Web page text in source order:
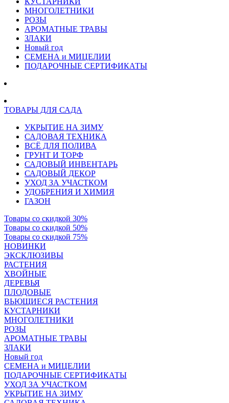
МНОГОЛЕТНИКИ
РОЗЫ
АРОМАТНЫЕ ТРАВЫ
ЗЛАКИ
Новый год
СЕМЕНА и МИЦЕЛИИ
ПОДАРОЧНЫЕ СЕРТИФИКАТЫ
ТОВАРЫ ДЛЯ САДА
УКРЫТИЕ НА ЗИМУ
САДОВАЯ ТЕХНИКА
ВСЁ ДЛЯ ПОЛИВА
ГРУНТ И ТОРФ
САДОВЫЙ ИНВЕНТАРЬ
САДОВЫЙ ДЕКОР
УХОД ЗА УЧАСТКОМ
УДОБРЕНИЯ И ХИМИЯ
ГАЗОН
Товары со скидкой 30%
Товары со скидкой 50%
Товары со скидкой 75%
НОВИНКИ
ЭКСКЛЮЗИВЫ
РАСТЕНИЯ
ХВОЙНЫЕ
ДЕРЕВЬЯ
ПЛОДОВЫЕ
ВЬЮЩИЕСЯ РАСТЕНИЯ
КУСТАРНИКИ
МНОГОЛЕТНИКИ
РОЗЫ
АРОМАТНЫЕ ТРАВЫ
ЗЛАКИ
Новый год
СЕМЕНА и МИЦЕЛИИ
ПОДАРОЧНЫЕ СЕРТИФИКАТЫ
УХОД ЗА УЧАСТКОМ
УКРЫТИЕ НА ЗИМУ